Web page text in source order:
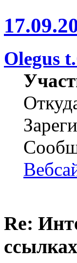
Olegus
Re:
ссылках